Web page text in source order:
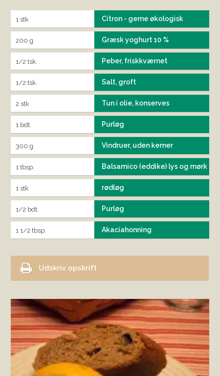
1 stk Citron - gerne økologisk
200 g Græsk yoghurt 10 %
1/2 tsk. Peber, friskkværnet
1/2 tsk. Salt, groft
2 stk Tun i olie, konserves
1 bdt. Purløg
300 g Vindruer, uden kerner
1 tbsp. Balsamico (eddike) lys og mørk
1 stk rødløg
1/2 bdt. Purløg
1 1/2 tbsp. Akaciahonning
Udskriv opskrift